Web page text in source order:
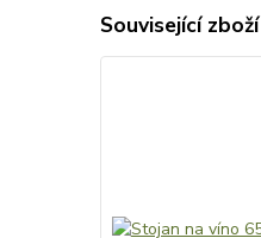
Související zboží